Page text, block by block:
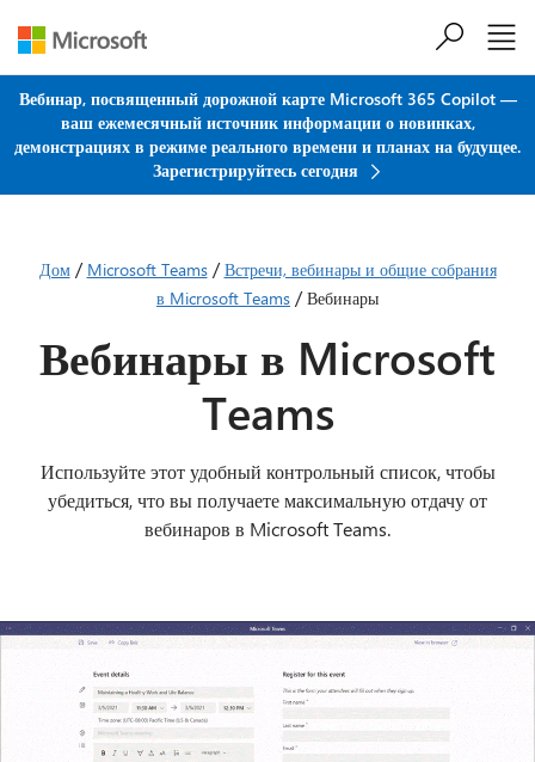
Перейти к основному содержанию
Вебинар, посвященный дорожной карте Microsoft 365 Copilot —
ваш ежемесячный источник информации о новинках,
демонстрациях в режиме реального времени и планах на будущее.
Зарегистрируйтесь сегодня
Дом/ Microsoft Teams/Встречи, вебинары и общие собрания
в Microsoft Teams /Вебинары
Вебинары в Microsoft
Teams
Используйте этот удобный контрольный список, чтобы
убедиться, что вы получаете максимальную отдачу от
вебинаров в Microsoft Teams.